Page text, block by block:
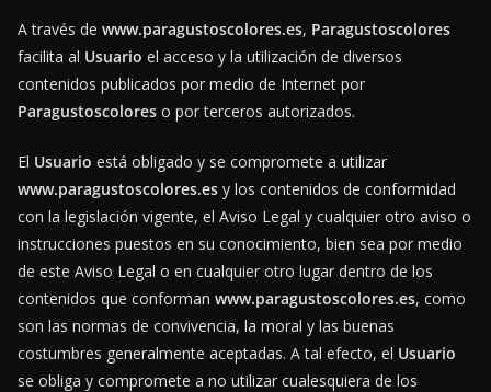
A través de www.paragustoscolores.es, Paragustoscolores
facilita al Usuario el acceso y la utilización de diversos
contenidos publicados por medio de Internet por
Paragustoscolores o por terceros autorizados.
El Usuario está obligado y se compromete a utilizar
www.paragustoscolores.es y los contenidos de conformidad
con la legislación vigente, el Aviso Legal y cualquier otro aviso o
instrucciones puestos en su conocimiento, bien sea por medio
de este Aviso Legal o en cualquier otro lugar dentro de los
contenidos que conforman www.paragustoscolores.es, como
son las normas de convivencia, la moral y las buenas
costumbres generalmente aceptadas. A tal efecto, el Usuario
se obliga y compromete a no utilizar cualesquiera de los